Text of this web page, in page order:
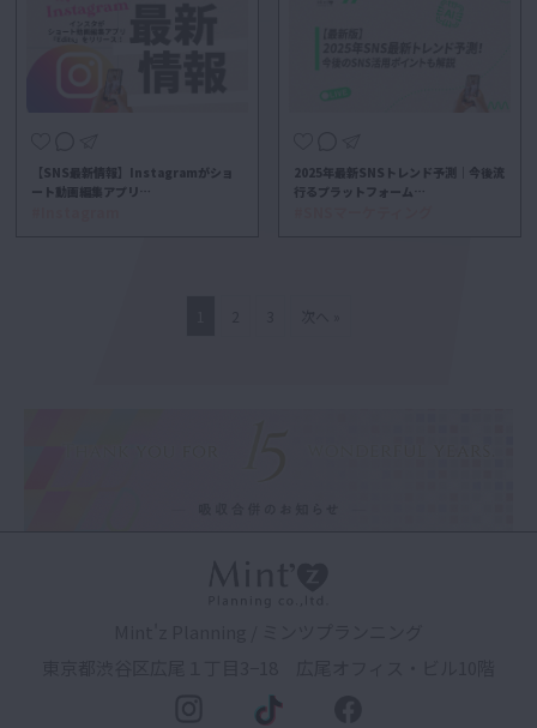
【SNS最新情報】Instagramがショ
ート動画編集アプリ…
2025年最新SNSトレンド予測｜今後流
行るプラットフォーム…